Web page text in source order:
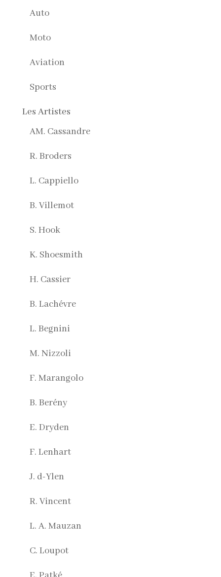
Auto
Moto
Aviation
Sports
Les Artistes
AM. Cassandre
R. Broders
L. Cappiello
B. Villemot
S. Hook
K. Shoesmith
H. Cassier
B. Lachévre
L. Begnini
M. Nizzoli
F. Marangolo
B. Berény
E. Dryden
F. Lenhart
J. d-Ylen
R. Vincent
L. A. Mauzan
C. Loupot